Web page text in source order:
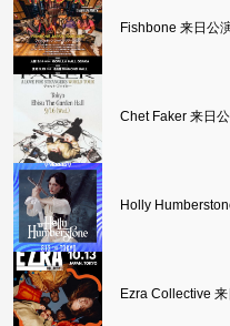
Fishbone 来日公
Chet Faker 来日
Holly
Ezra Collective